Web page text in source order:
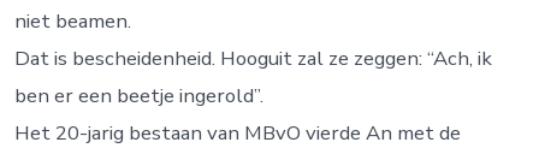
niet beamen.
Dat is bescheidenheid. Hooguit zal ze zeggen: “Ach, ik
ben er een beetje ingerold”.
Het 20-jarig bestaan van MBvO vierde An met de